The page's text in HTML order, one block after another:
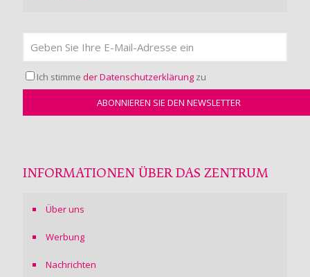
Ich stimme der Datenschutzerklärung zu
INFORMATIONEN ÜBER DAS ZENTRUM
Über uns
Werbung
Nachrichten